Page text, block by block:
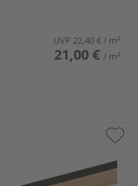
UVP 22,40 €/ m²
21,00 € / m²